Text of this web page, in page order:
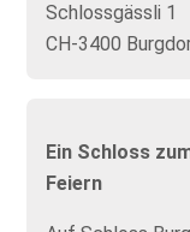
Schlossgässli 1
CH-3400
Ein Schloss
Feiern